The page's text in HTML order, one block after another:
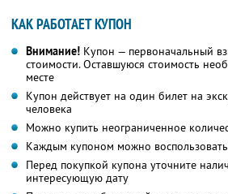
КАК РАБОТАЕТ КУПОН
Внимание! Купон — первоначальный
стоимости. Оставшуюся стоимость
месте
Купон действует на один билет на
человека
Можно купить неограниченное
Каждым купоном можно
Перед покупкой купона уточните
интересующую дату